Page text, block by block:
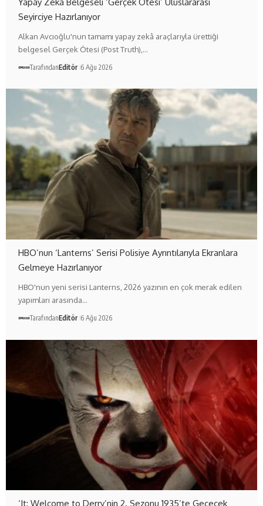
Seyirciye Hazırlanıyor
Alkan Avcıoğlu'nun tamamı yapay zekâ araçlarıyla ürettiği
belgesel Gerçek Ötesi (Post Truth),…
TarafındanEditör 6 Ağu 2026
HBO’nun ‘Lanterns’ Serisi Polisiye Ayrıntılarıyla Ekranlara
Gelmeye Hazırlanıyor
HBO'nun yeni serisi Lanterns, 2026 yazının en çok merak edilen
yapımları arasında…
TarafındanEditör 6 Ağu 2026
‘It: Welcome to Derry’nin 2. Sezonu 1935’te Geçecek